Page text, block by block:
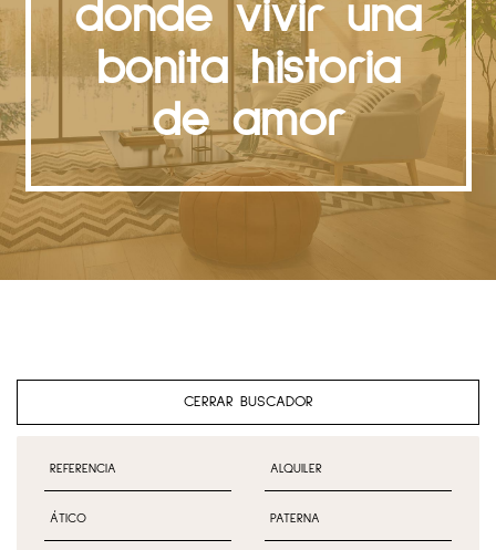
donde vivir una
bonita historia
de amor
CERRAR BUSCADOR